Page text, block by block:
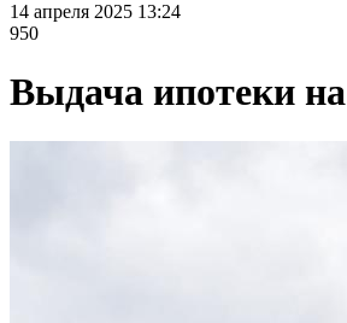
14 апреля 2025 13:24
950
Выдача ипотеки